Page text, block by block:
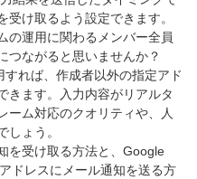
け取るよう設定できます。
の運用に関わるメンバー全員
つながると思いませんか？
れば、作成者以外の指定アド
きます。入力内容がリアルタ
ーム対応のクオリティや、人
しょう。
を受け取る方法と、Google
ドレスにメール通知を送る方